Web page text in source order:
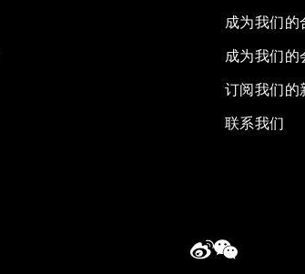
成为我们的
成为我们的
订阅我们的
联系我们